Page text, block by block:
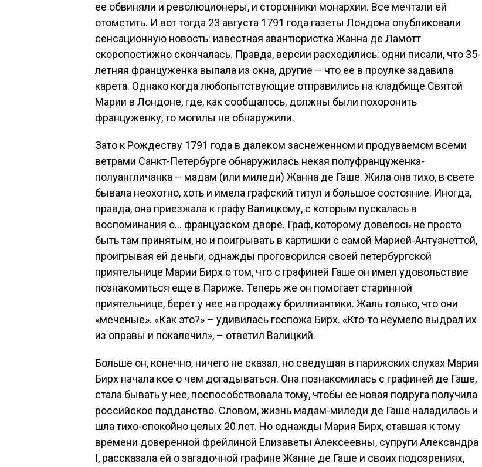
ее обвиняли и революционеры, и сторонники монархии. Все мечтали ей
отомстить. И вот тогда 23 августа 1791 года газеты Лондона опубликовали
сенсационную новость: известная авантюристка Жанна де Ламотт
скоропостижно скончалась. Правда, версии расходились: одни писали, что 35-
летняя француженка выпала из окна, другие – что ее в проулке задавила
карета. Однако когда любопытствующие отправились на кладбище Святой
Марии в Лондоне, где, как сообщалось, должны были похоронить
француженку, то могилы не обнаружили.
Зато к Рождеству 1791 года в далеком заснеженном и продуваемом всеми
ветрами Санкт-Петербурге обнаружилась некая полуфранцуженка-
полуангличанка – мадам (или миледи) Жанна де Гаше. Жила она тихо, в свете
бывала неохотно, хоть и имела графский титул и большое состояние. Иногда,
правда, она приезжала к графу Валицкому, с которым пускалась в
воспоминания о… французском дворе. Граф, которому довелось не просто
быть там принятым, но и поигрывать в картишки с самой Марией-Антуанеттой,
проигрывая ей деньги, однажды проговорился своей петербургской
приятельнице Марии Бирх о том, что с графиней Гаше он имел удовольствие
познакомиться еще в Париже. Теперь же он помогает старинной
приятельнице, берет у нее на продажу бриллиантики. Жаль только, что они
«меченые». «Как это?» – удивилась госпожа Бирх. «Кто-то неумело выдрал их
из оправы и покалечил», – ответил Валицкий.
Больше он, конечно, ничего не сказал, но сведущая в парижских слухах Мария
Бирх начала кое о чем догадываться. Она познакомилась с графиней де Гаше,
стала бывать у нее, поспособствовала тому, чтобы ее новая подруга получила
российское подданство. Словом, жизнь мадам-миледи де Гаше наладилась и
шла тихо-спокойно целых 20 лет. Но однажды Мария Бирх, ставшая к тому
времени доверенной фрейлиной Елизаветы Алексеевны, супруги Александра
I, рассказала ей о загадочной графине Жанне де Гаше и своих подозрениях,